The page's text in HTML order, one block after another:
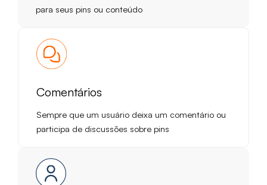
para seus pins ou conteúdo
Comentários
Sempre que um usuário deixa um comentário ou
participa de discussões sobre pins